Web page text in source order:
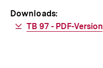
Downloads:
Download-
TB 97 - PDF-Version